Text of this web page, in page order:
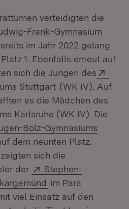
verteidigten die
Frank-Gymnasium
Fenster)
im Jahr 2022 gelang
1. Ebenfalls erneut auf
sich die Jungen des
Stuttgart (Öffnet in
(WK IV). Auf
es die Mädchen des
Karlsruhe (WK IV). Die
Bolz-Gymnasiums
Fenster)
dem neunten Platz.
sich die
der
Extern:
Stephen-
(Öffnet in neuem
im Para
viel Einsatz auf den